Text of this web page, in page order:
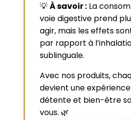
💡À savoir : La
voie digestive prend
agir, mais les effets
par rapport à
sublinguale.
Avec nos produits,
devient une expérience
détente et bien-être
vous. 🌿